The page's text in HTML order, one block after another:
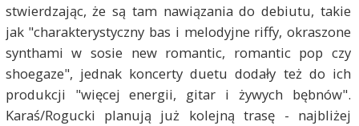
stwierdzając, że są tam nawiązania do debiutu, takie
jak "charakterystyczny bas i melodyjne riffy, okraszone
synthami w sosie new romantic, romantic pop czy
shoegaze", jednak koncerty duetu dodały też do ich
produkcji "więcej energii, gitar i żywych bębnów".
Karaś/Rogucki planują już kolejną trasę - najbliżej